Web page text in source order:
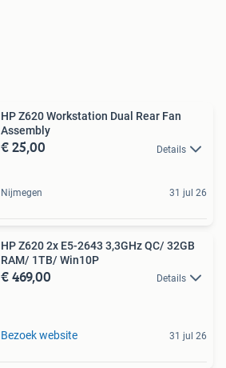
HP Z620 Workstation Dual Rear Fan
Assembly
€ 25,00 Details
Nijmegen 31 jul 26
HP Z620 2x E5-2643 3,3GHz QC/ 32GB
RAM/ 1TB/ Win10P
€ 469,00 Details
Bezoek website 31 jul 26